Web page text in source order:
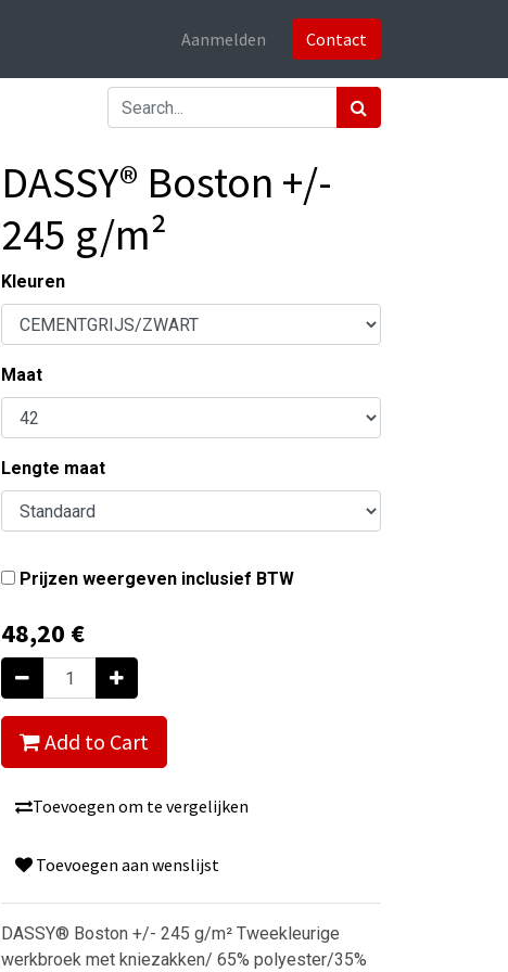
Aanmelden Contact
DASSY® Boston +/-
245 g/m²
Kleuren
Maat
Lengte maat
Prijzen weergeven inclusief BTW
48,20 €
Add to Cart
Toevoegen om te vergelijken
Toevoegen aan wenslijst
DASSY® Boston +/- 245 g/m² Tweekleurige
werkbroek met kniezakken/ 65% polyester/35%